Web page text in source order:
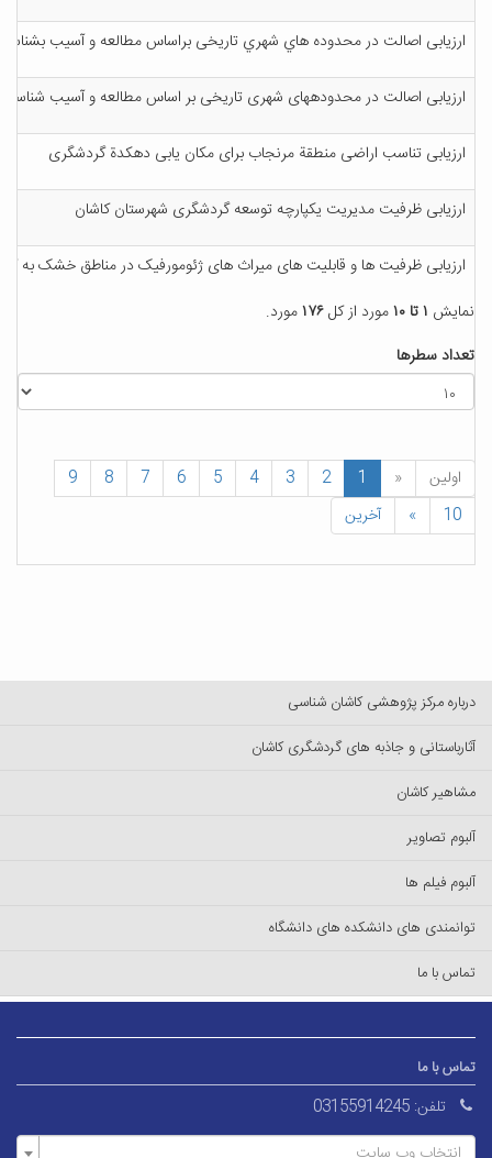
ارزیابی اصالت در محدوده هاي شهري تاریخی براساس مطالعه و آسیب
ارزیابی اصالت در محدودههای شهری تاریخی بر اساس مطالعه و آسیب شناسی
ارزیابی تناسب اراضی منطقة مرنجاب برای مکان یابی دهکدة گردشگری
ارزیابی ظرفیت مدیریت یکپارچه توسعه گردشگری شهرستان کاشان
ارزیابی ظرفیت ها و قابلیت های میراث های ژئومورفیک در مناطق خشک به
نمایش ۱ تا ۱۰ مورد از کل۱۷۶مورد.
تعداد سطرها
اولین «
1
2
3
4
5
6
7
8
9
10
» آخرین
درباره مرکز پژوهشی کاشان شناسی
آثارباستانی و جاذبه های گردشگری کاشان
مشاهیر کاشان
آلبوم تصاویر
آلبوم فیلم ها
توانمندی های دانشکده های دانشگاه
تماس با ما
تماس با ما
تلفن: 03155914245